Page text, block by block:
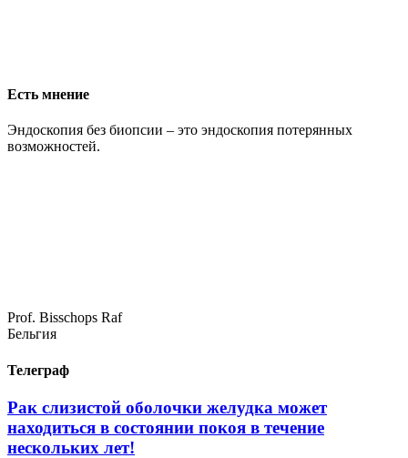
Есть мнение
Эндоскопия без биопсии – это эндоскопия потерянных
возможностей.
Prof. Bisschops Raf
Бельгия
Телеграф
Рак слизистой оболочки желудка может
находиться в состоянии покоя в течение
нескольких лет!